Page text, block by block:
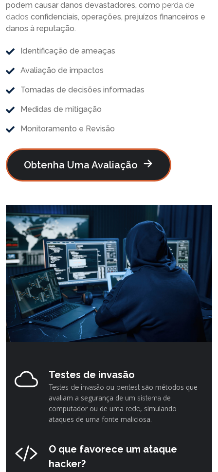
podem causar danos devastadores, como perda de
dados confidenciais, operações, prejuízos financeiros e
danos à reputação.
Identificação de ameaças
Avaliação de impactos
Tomadas de decisões informadas
Medidas de mitigação
Monitoramento e Revisão
Obtenha Uma Avaliação
Testes de invasão
Testes de invasão ou pentest são métodos que
avaliam a segurança de um sistema de
computador ou de uma rede, simulando
ataques de uma fonte maliciosa.
O que favorece um ataque
hacker?